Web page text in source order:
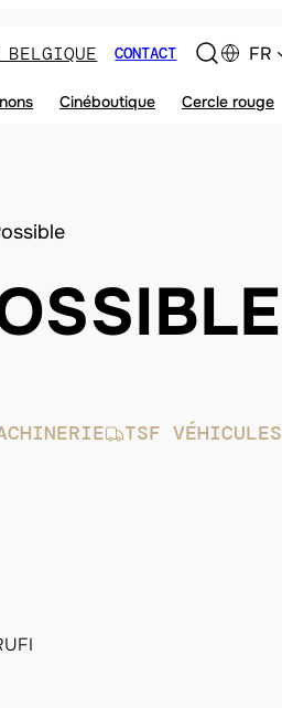
BELGIQUE CONTACT FR
Cinéboutique Cercle rouge
TSF VÉHICULES